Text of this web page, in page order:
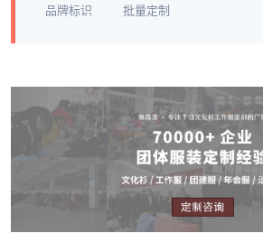
品牌标识 批量定制